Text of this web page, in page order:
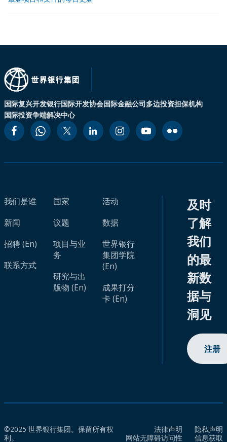
国际复兴开发银行国际开发协会国际金融公司多边投资担保机构
国际投资争端解决中心
我们是谁
新闻
招聘 (En)
联系方式
国家
议题
项目与业
务
研究与出
版物 (En)
活动
数据
世界银行
集团学院
(En)
成果打分
卡 (En)
及时
了解
我们
的最
新数
据与
洞见
注册
©2025 世界银行集团。保留所有权
利。
法律声明
隐私声明
网站无障碍访问性
信息获取